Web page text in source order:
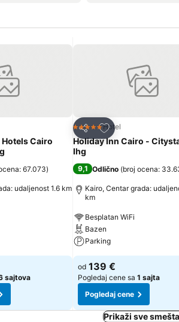
Cairo
67.073)
udaljenost 1.6 km
sajtova
Deli
Dodati u favorite
5 ZvezdiceHotel
Holiday Inn Cairo -
Ihg
9,1 Odlično (broj ocena:
Kairo, Centar grada:
km
Besplatan WiFi
Bazen
Parking
od 139 €
Pogledaj cene sa 1 sajta
Pogledaj cene
Prikaži sve